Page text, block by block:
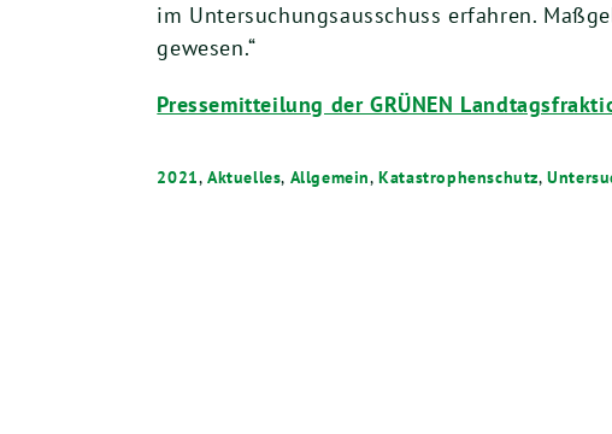
im Untersuchungsausschuss erfahren.
gewesen.“
Pressemitteilung der GRÜNEN
2021, Aktuelles, Allgemein,Katastrophenschutz,